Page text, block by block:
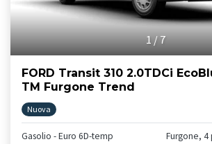
1/7
FORD Transit 310 2.0TDCi
TM Furgone Trend
Nuova
Gasolio - Euro 6D-temp
Furgone, 4